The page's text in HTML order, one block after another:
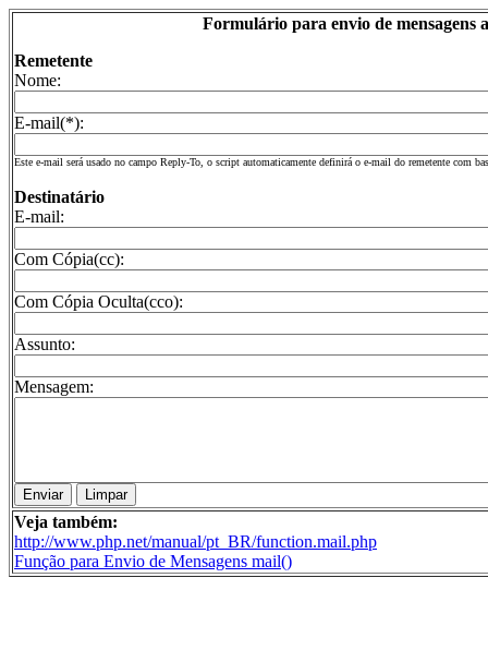
Formulário para envio de mensagens
Remetente
Nome:
E-mail(*):
Este e-mail será usado no campo Reply-To, o script automaticamente definirá o e-mail do remetente com
Destinatário
E-mail:
Com Cópia(cc):
Com Cópia Oculta(cco):
Assunto:
Mensagem:
Veja também:
http://www.php.net/manual/pt_BR/function.mail.php
Função para Envio de Mensagens mail()